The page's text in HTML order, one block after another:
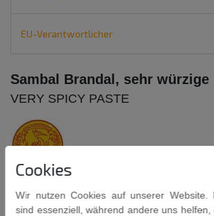
EU-Verantwortlicher
Sambal Brandal, sehr würzige
VERY SPICY PASTE
Zum Marinieren, als Dip oder zum Verfeinern
Cookies
Wir nutzen Cookies auf unserer Website.
sind essenziell, während andere uns helfen,